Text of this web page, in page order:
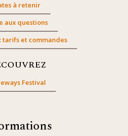
à retenir
aux questions
tarifs et commandes
Festival